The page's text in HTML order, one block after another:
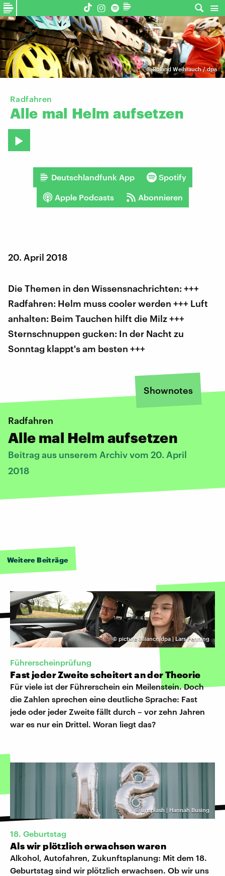
©Roland Weihrauch / dpa
Radfahren
Alle mal Helm aufsetzen
Deutschlandfunk App Spotify
Apple Podcasts Abonnieren
20. April 2018
Die Themen in den Wissensnachrichten: +++
Radfahren: Helm muss cooler werden +++ Luft
anhalten: Beim Tauchen hilft die Milz +++
Sternschnuppen gucken: In der Nacht zu
Sonntag klappt's am besten +++
Shownotes
Radfahren
Alle mal Helm aufsetzen
Beitrag aus unserem Archiv vom 20. April
2018
Weitere Beiträge
© picture alliance/dpa | Lars Penning
Führerscheinprüfung
Fast jeder Zweite scheitert an der Theorie
Für viele ist der Führerschein ein Meilenstein. Doch
die Zahlen sprechen eine deutliche Sprache: Fast
jede oder jeder Zweite fällt durch – vor zehn Jahren
war es nur ein Drittel. Woran liegt das?
©unsplash | Hannah Busing
18. Geburtstag
Als wir plötzlich erwachsen waren
Alkohol, Autofahren, Zukunftsplanung: Mit dem 18.
Geburtstag sind wir plötzlich erwachsen. Ob wir uns